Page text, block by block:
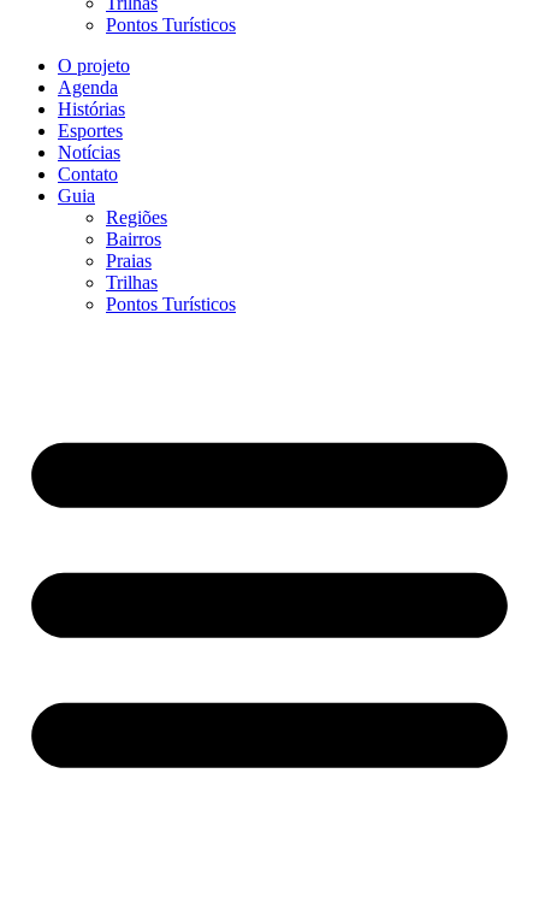
Pontos Turísticos
O projeto
Agenda
Histórias
Esportes
Notícias
Contato
Guia
Regiões
Bairros
Praias
Trilhas
Pontos Turísticos